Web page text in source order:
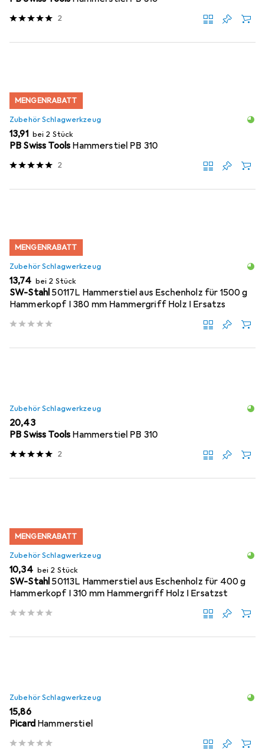
2
MENGENRABATT
Zubehör Schlagwerkzeug
EUR
13,91 bei 2 Stück
PB Swiss Tools Hammerstiel PB 310
2
MENGENRABATT
Zubehör Schlagwerkzeug
EUR
13,74 bei 2 Stück
SW-Stahl50117L Hammerstiel aus Eschenholz für 1500 g
Hammerkopf I 380 mm Hammergriff Holz I Ersatzs
Zubehör Schlagwerkzeug
EUR
20,43
PB Swiss Tools Hammerstiel PB 310
2
MENGENRABATT
Zubehör Schlagwerkzeug
EUR
10,34 bei 2 Stück
SW-Stahl50113L Hammerstiel aus Eschenholz für 400 g
Hammerkopf I 310 mm Hammergriff Holz I Ersatzst
Zubehör Schlagwerkzeug
EUR
15,86
Picard Hammerstiel